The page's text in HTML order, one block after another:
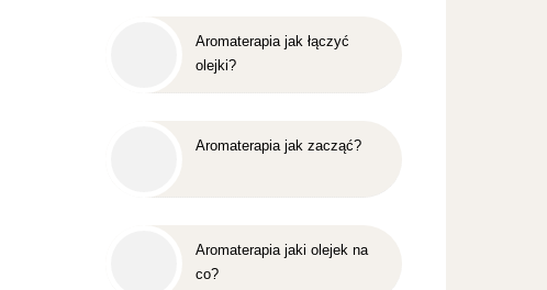
Aromaterapia jak łączyć
olejki?
Aromaterapia jak zacząć?
Aromaterapia jaki olejek na
co?